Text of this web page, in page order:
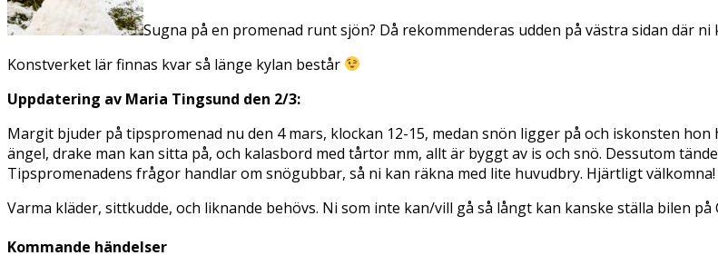
Sugna på en promenad runt sjön? Då rekommenderas udden på västra sidan där
Konstverket lär finnas kvar så länge kylan består
Uppdatering av Maria Tingsund den 2/3:
Margit bjuder på tipspromenad nu den 4 mars, klockan 12-15, medan snön ligger på och iskonsten hon
ängel, drake man kan sitta på, och kalasbord med tårtor mm, allt är byggt av is och snö. Dessutom
Tipspromenadens frågor handlar om snögubbar, så ni kan räkna med lite huvudbry. Hjärtligt välkomna!
Varma kläder, sittkudde, och liknande behövs. Ni som inte kan/vill gå så långt kan kanske ställa bilen
Kommande händelser